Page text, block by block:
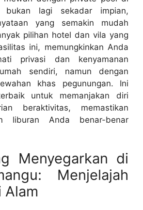
bukan lagi sekadar impian,
yang semakin mudah
pilihan hotel dan vila yang
ini, memungkinkan Anda
privasi dan kenyamanan
sendiri, namun dengan
khas pegunungan. Ini
untuk memanjakan diri
beraktivitas, memastikan
liburan Anda benar-benar
Menyegarkan di
Menjelajah
Alam